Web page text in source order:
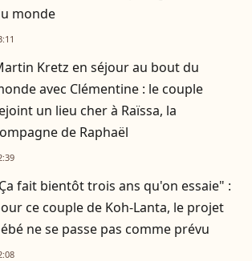
monde
Kretz en séjour au bout du
avec Clémentine : le couple
un lieu cher à Raïssa, la
de Raphaël
fait bientôt trois ans qu'on essaie" :
ce couple de Koh-Lanta, le projet
ne se passe pas comme prévu